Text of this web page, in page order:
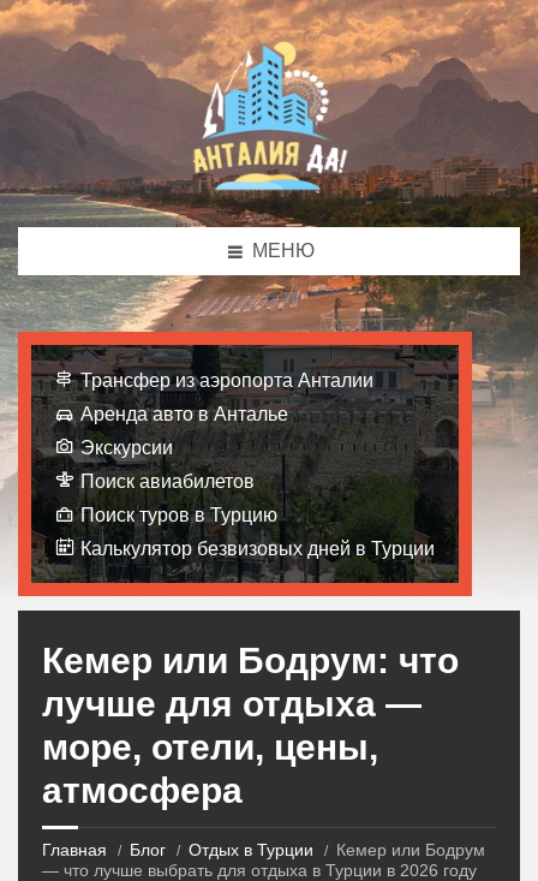
МЕНЮ
Трансфер из аэропорта Анталии
Аренда авто в Анталье
Экскурсии
Поиск авиабилетов
Поиск туров в Турцию
Калькулятор безвизовых дней в Турции
Кемер или Бодрум: что
лучше для отдыха —
море, отели, цены,
атмосфера
Главная Блог Отдых в Турции
Кемер или Бодрум
— что лучше выбрать для отдыха в Турции в 2026 году